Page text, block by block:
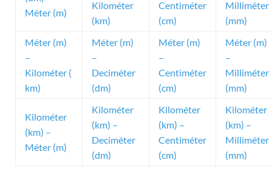
Méter (m)
Kilométer
(km)
Centiméter
(cm)
Milliméter
(mm)
Méter (m)
–
Kilométer (
km)
Méter (m)
–
Deciméter
(dm)
Méter (m)
–
Centiméter
(cm)
Méter (m)
–
Milliméter
(mm)
Kilométer
(km) –
Méter (m)
Kilométer
(km) –
Deciméter
(dm)
Kilométer
(km) –
Centiméter
(cm)
Kilométer
(km) –
Milliméter
(mm)